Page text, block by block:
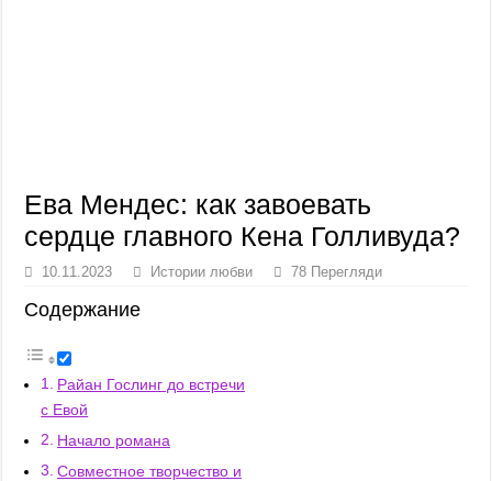
Ева Мендес: как завоевать
сердце главного Кена Голливуда?
10.11.2023 Истории любви 78 Перегляди
Содержание
Райан Гослинг до встречи
с Евой
Начало романа
Совместное творчество и